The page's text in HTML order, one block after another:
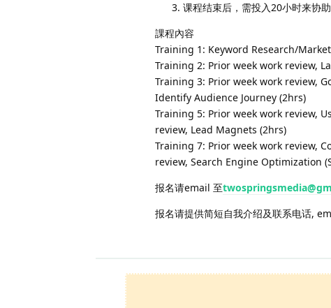
课程结束后，需投入20小时来协
課程內容
Training 1: Keyword Research/
Training 2: Prior week work review,
Training 3: Prior week work review,
Identify Audience Journey (2hrs)
Training 5: Prior week work review,
review, Lead Magnets (2hrs)
Training 7: Prior week work review,
review, Search Engine Optimization
报名请email 至
报名请提供简短自我介绍及联系电话,